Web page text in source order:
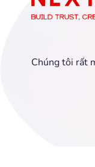
Chúng tôi rất